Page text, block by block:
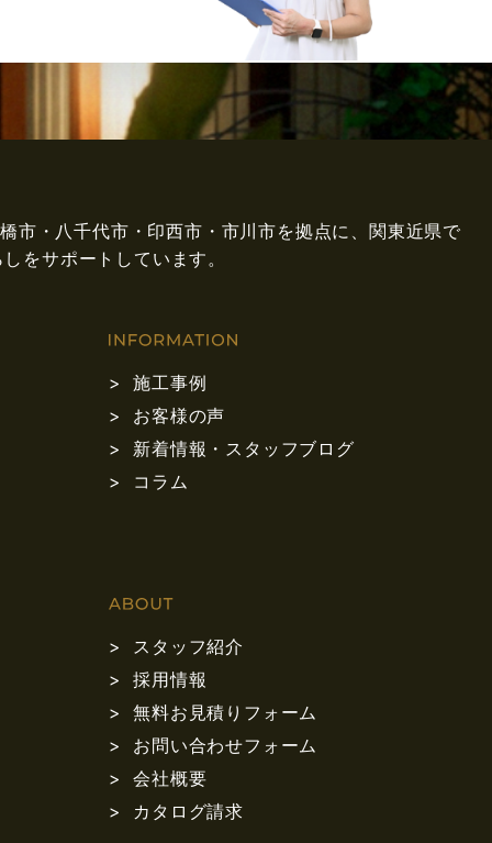
市・八千代市・印西市・市川市を拠点に、関東近県で
をサポートしています。
施工事例
お客様の声
新着情報・スタッフブログ
コラム
スタッフ紹介
採用情報
無料お見積りフォーム
お問い合わせフォーム
会社概要
カタログ請求